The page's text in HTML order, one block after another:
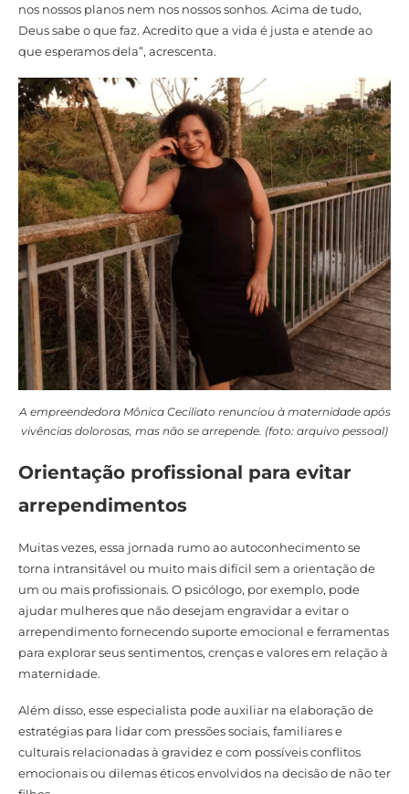
nos nossos planos nem nos nossos sonhos. Acima de tudo,
Deus sabe o que faz. Acredito que a vida é justa e atende ao
que esperamos dela”, acrescenta.
A empreendedora Mônica Ceciliato renunciou à maternidade após
vivências dolorosas, mas não se arrepende. (foto: arquivo pessoal)
Orientação profissional para evitar
arrependimentos
Muitas vezes, essa jornada rumo ao autoconhecimento se
torna intransitável ou muito mais difícil sem a orientação de
um ou mais profissionais. O psicólogo, por exemplo, pode
ajudar mulheres que não desejam engravidar a evitar o
arrependimento fornecendo suporte emocional e ferramentas
para explorar seus sentimentos, crenças e valores em relação à
maternidade.
Além disso, esse especialista pode auxiliar na elaboração de
estratégias para lidar com pressões sociais, familiares e
culturais relacionadas à gravidez e com possíveis conflitos
emocionais ou dilemas éticos envolvidos na decisão de não ter